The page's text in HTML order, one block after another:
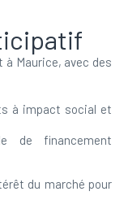
à Maurice, avec des
à impact social et
de financement
du marché pour